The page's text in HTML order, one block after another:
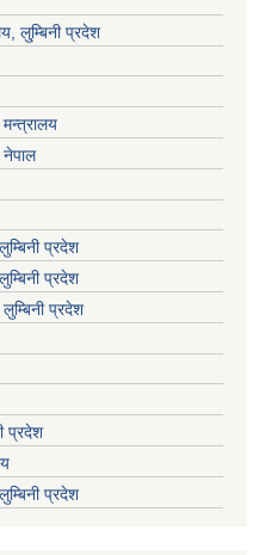
लु्म्बिनी प्रदेश
मन्त्रालय
नेपाल
प्रदेश
प्रदेश
प्रदेश
प्रदेश
प्रदेश